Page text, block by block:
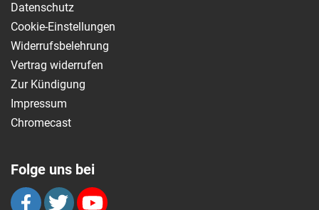
Datenschutz
Cookie-Einstellungen
Widerrufsbelehrung
Vertrag widerrufen
Zur Kündigung
Impressum
Chromecast
Folge uns bei